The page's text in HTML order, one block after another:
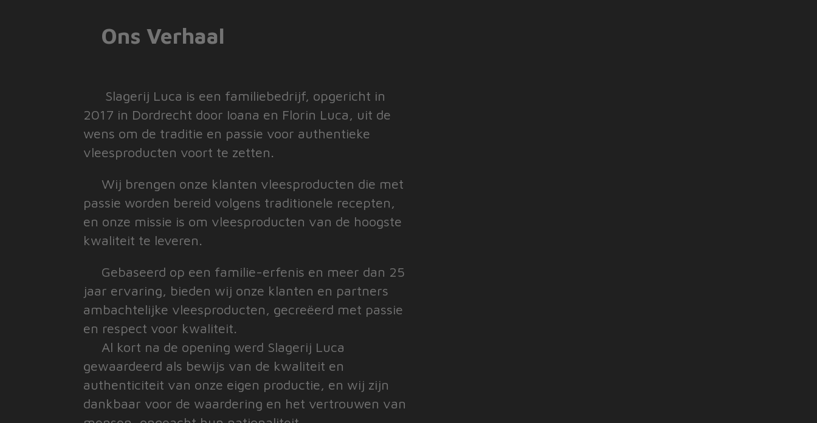
Ons Verhaal
Slagerij Luca is een familiebedrijf, opgericht in
2017 in Dordrecht door Ioana en Florin Luca, uit de
wens om de traditie en passie voor authentieke
vleesproducten voort te zetten.
Wij brengen onze klanten vleesproducten die met
passie worden bereid volgens traditionele recepten,
en onze missie is om vleesproducten van de hoogste
kwaliteit te leveren.
Gebaseerd op een familie-erfenis en meer dan 25
jaar ervaring, bieden wij onze klanten en partners
ambachtelijke vleesproducten, gecreëerd met passie
en respect voor kwaliteit.
Al kort na de opening werd Slagerij Luca
gewaardeerd als bewijs van de kwaliteit en
authenticiteit van onze eigen productie, en wij zijn
dankbaar voor de waardering en het vertrouwen van